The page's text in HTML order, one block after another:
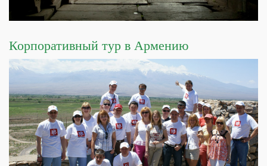
Корпоративный тур в Армению